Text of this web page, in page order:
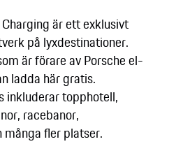
är ett exklusivt
på lyxdestinationer.
är förare av Porsche el-
ladda här gratis.
inkluderar topphotell,
racebanor,
fler platser.